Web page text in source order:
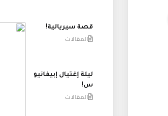
قصة سيريالية!
المقالات
ليلة إغتيال إبيفانيو
س!
المقالات